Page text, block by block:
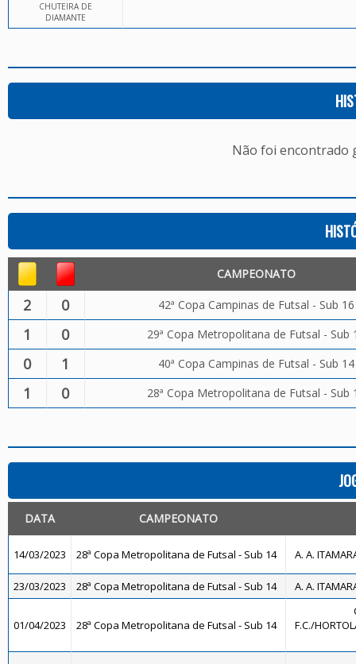
CHUTEIRA DE
DIAMANTE
Não foi encontrado
CAMPEONATO
2 0 42ª Copa Campinas de Futsal - Sub 16
1 0 29ª Copa Metropolitana de Futsal - Sub
0 1 40ª Copa Campinas de Futsal - Sub 14
1 0 28ª Copa Metropolitana de Futsal - Sub
DATA CAMPEONATO
14/03/2023 28ª Copa Metropolitana de Futsal - Sub 14 A. A.
23/03/2023 28ª Copa Metropolitana de Futsal - Sub 14 A. A.
01/04/2023 28ª Copa Metropolitana de Futsal - Sub 14
F.C./